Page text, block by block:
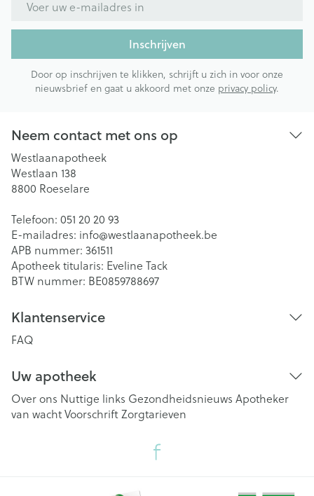
Inschrijven
Door op inschrijven te klikken, schrijft u zich in voor onze
nieuwsbrief en gaat u akkoord met onze privacy policy.
Neem contact met ons op
Westlaanapotheek
Westlaan 138
8800 Roeselare
Telefoon: 051 20 20 93
E-mailadres: info@westlaanapotheek.be
APB nummer: 361511
Apotheek titularis: Eveline Tack
BTW nummer: BE0859788697
Klantenservice
FAQ
Uw apotheek
Over ons Nuttige links Gezondheidsnieuws Apotheker
van wachtVoorschriftZorgtarieven